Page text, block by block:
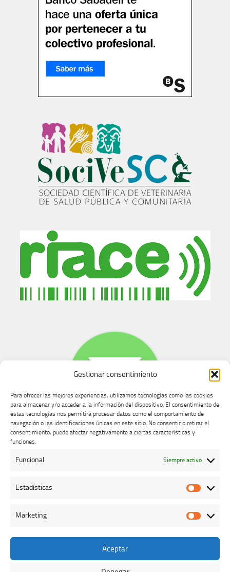
Gestionar consentimiento
Para ofrecer las mejores experiencias, utilizamos tecnologías como las cookies
para almacenar y/o acceder a la información del dispositivo. El consentimiento de
estas tecnologías nos permitirá procesar datos como el comportamiento de
navegación o las identificaciones únicas en este sitio. No consentir o retirar el
consentimiento, puede afectar negativamente a ciertas características y
funciones.
Funcional Siempre activo
Estadísticas
Marketing
Aceptar
Buzón de dudas, quejas y sugerencias
Colegio Oficial de Veterinarios de Cáceres © 2026. Todos los